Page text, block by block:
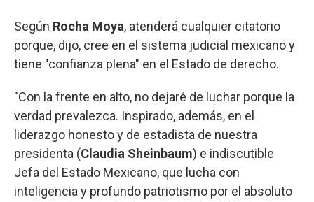
Según Rocha Moya, atenderá cualquier citatorio
porque, dijo, cree en el sistema judicial mexicano y
tiene "confianza plena" en el Estado de derecho.
"Con la frente en alto, no dejaré de luchar porque la
verdad prevalezca. Inspirado, además, en el
liderazgo honesto y de estadista de nuestra
presidenta (Claudia Sheinbaum) e indiscutible
Jefa del Estado Mexicano, que lucha con
inteligencia y profundo patriotismo por el absoluto